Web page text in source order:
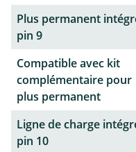
Plus permanent
pin 9
Compatible avec kit
complémentaire pour
plus permanent
Ligne de charge
pin 10